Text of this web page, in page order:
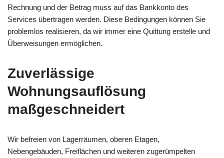
Rechnung und der Betrag muss auf das Bankkonto des
Services übertragen werden. Diese Bedingungen können Sie
problemlos realisieren, da wir immer eine Quittung erstelle und
Überweisungen ermöglichen.
Zuverlässige
Wohnungsauflösung
maßgeschneidert
Wir befreien von Lagerräumen, oberen Etagen,
Nebengebäuden, Freiflächen und weiteren zugerümpelten